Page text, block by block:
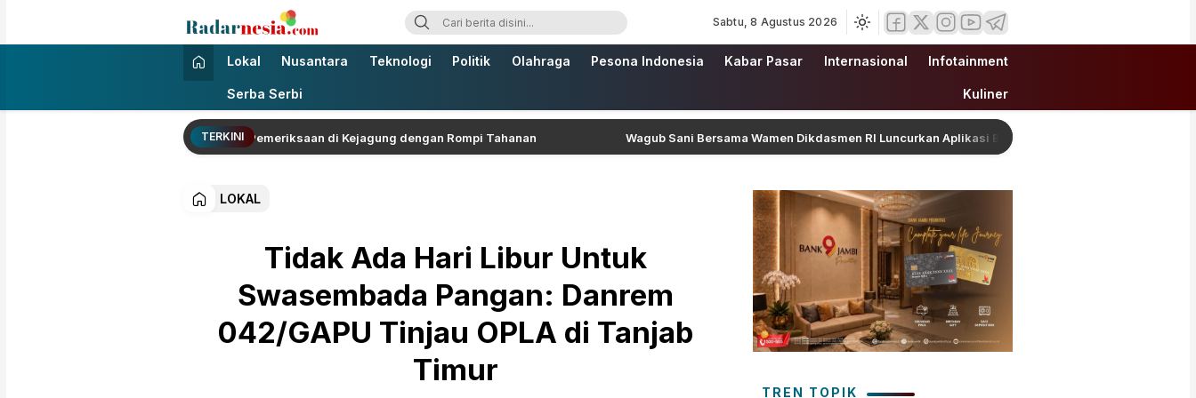
Radarnesia
Enak Dibaca
Sabtu, 8 Agustus 2026
Lokal Nusantara Teknologi Politik Olahraga Pesona Indonesia Kabar Pasar Internasional Infotainment
Serba Serbi Kuliner
TERKINI
Tersangka TPPU Jalani Pemeriksaan di Kejagung dengan Rompi Tahanan Wagub Sani Bersama Wamen Dikdasmen RI Luncurkan Aplikasi Bungo Pintar, Dorong Transformasi Digital
LOKAL
Tidak Ada Hari Libur Untuk
Swasembada Pangan: Danrem
042/GAPU Tinjau OPLA di Tanjab
Timur
TREN TOPIK